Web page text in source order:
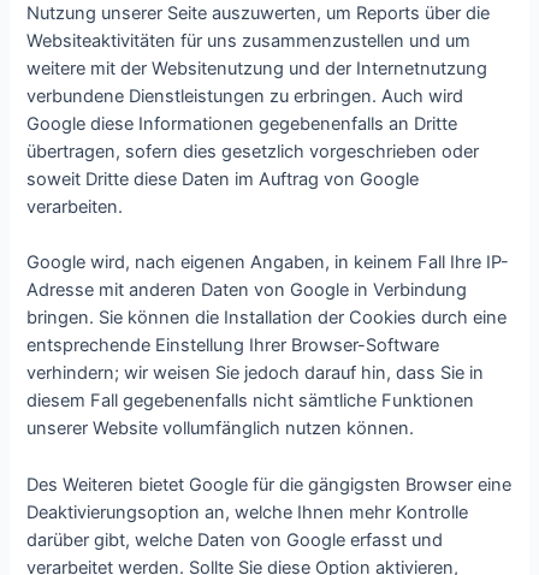
Nutzung unserer Seite auszuwerten, um Reports über die
Websiteaktivitäten für uns zusammenzustellen und um
weitere mit der Websitenutzung und der Internetnutzung
verbundene Dienstleistungen zu erbringen. Auch wird
Google diese Informationen gegebenenfalls an Dritte
übertragen, sofern dies gesetzlich vorgeschrieben oder
soweit Dritte diese Daten im Auftrag von Google
verarbeiten.
Google wird, nach eigenen Angaben, in keinem Fall Ihre IP-
Adresse mit anderen Daten von Google in Verbindung
bringen. Sie können die Installation der Cookies durch eine
entsprechende Einstellung Ihrer Browser-Software
verhindern; wir weisen Sie jedoch darauf hin, dass Sie in
diesem Fall gegebenenfalls nicht sämtliche Funktionen
unserer Website vollumfänglich nutzen können.
Des Weiteren bietet Google für die gängigsten Browser eine
Deaktivierungsoption an, welche Ihnen mehr Kontrolle
darüber gibt, welche Daten von Google erfasst und
verarbeitet werden. Sollte Sie diese Option aktivieren,